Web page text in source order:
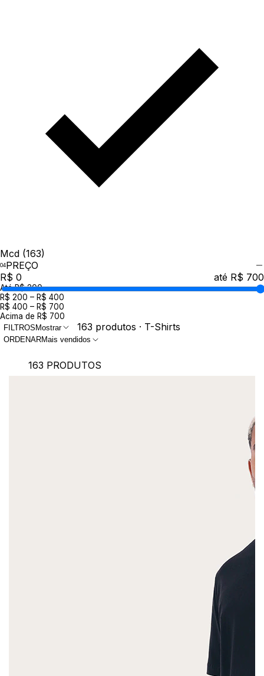
Mcd (163)
PREÇO
R$ 0
até R$ 700
Até R$ 200
R$ 200 – R$ 400
R$ 400 – R$ 700
Acima de R$ 700
FILTROS Mostrar 163 produtos · T-Shirts
ORDENARMais vendidos
163 PRODUTOS